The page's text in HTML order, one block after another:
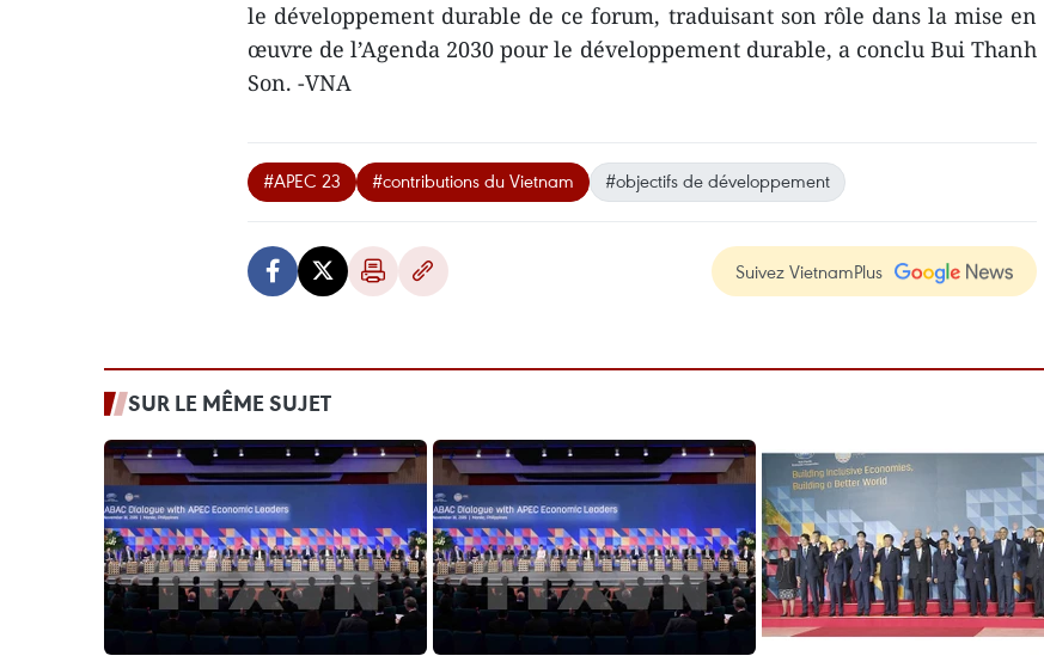
le développement durable de ce forum, traduisant son rôle dans la mise en
œuvre de l’Agenda 2030 pour le développement durable, a conclu Bui Thanh
Son. -VNA
#APEC 23 #contributions du Vietnam #objectifs de développement
Suivez VietnamPlus
SUR LE MÊME SUJET